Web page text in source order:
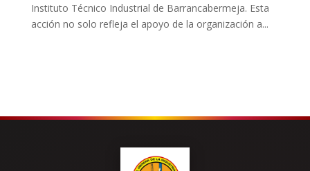
Instituto Técnico Industrial de Barrancabermeja. Esta
acción no solo refleja el apoyo de la organización a...